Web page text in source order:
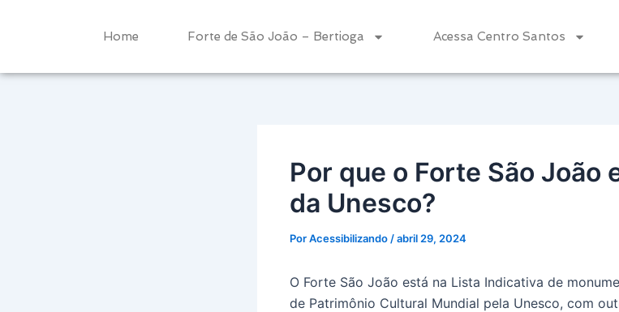
conteúdo
Home Forte de São João – Bertioga Acessa Centro Santos
Por que o Forte São João
da Unesco?
PorAcessibilizando /abril 29, 2024
O Forte São João está na Lista Indicativa de
de Patrimônio Cultural Mundial pela Unesco, com
navigation